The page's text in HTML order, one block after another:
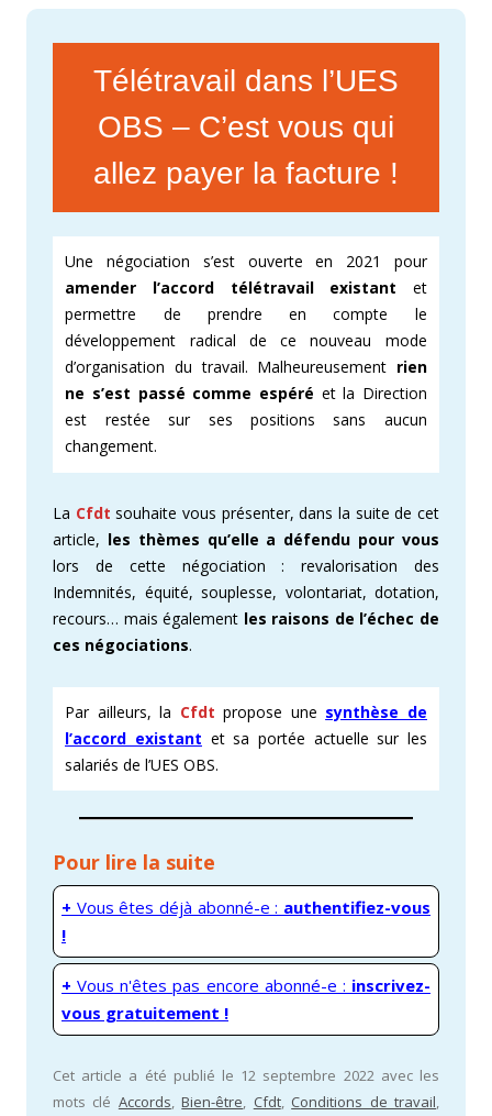
Télétravail dans l’UES
OBS – C’est vous qui
allez payer la facture !
Une négociation s’est ouverte en 2021 pour
amender l’accord télétravail existant et
permettre de prendre en compte le
développement radical de ce nouveau mode
d’organisation du travail. Malheureusement rien
ne s’est passé comme espéré et la Direction
est restée sur ses positions sans aucun
changement.
La Cfdtsouhaite vous présenter, dans la suite de cet
article, les thèmes qu’elle a défendu pour vous
lors de cette négociation : revalorisation des
Indemnités, équité, souplesse, volontariat, dotation,
recours… mais également les raisons de l’échec de
ces négociations.
Par ailleurs, la Cfdtpropose une synthèse de
l’accord existant et sa portée actuelle sur les
salariés de l’UES OBS.
Pour lire la suite
+ Vous êtes déjà abonné-e : authentifiez-vous
!
+ Vous n'êtes pas encore abonné-e : inscrivez-
vous gratuitement !
Cet article a été publié le 12 septembre 2022 avec les
mots clé Accords,Bien-être, Cfdt, Conditions de travail,